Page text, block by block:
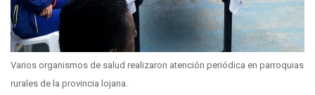
Varios organismos de salud realizaron atención periódica en parroquias
rurales de la provincia lojana.